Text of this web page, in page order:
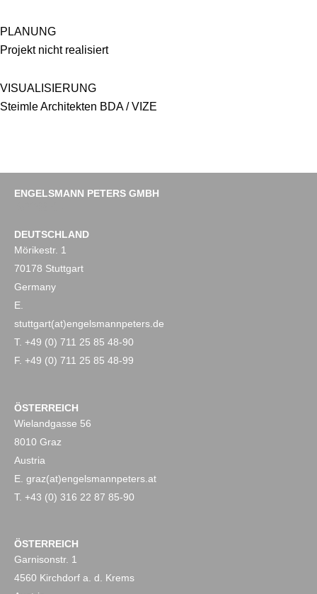
PLANUNG
Projekt nicht realisiert
VISUALISIERUNG
Steimle Architekten BDA / VIZE
ENGELSMANN PETERS GMBH
DEUTSCHLAND
Mörikestr. 1
70178 Stuttgart
Germany
E.
stuttgart(at)engelsmannpeters.de
T. +49 (0) 711 25 85 48-90
F. +49 (0) 711 25 85 48-99
ÖSTERREICH
Wielandgasse 56
8010 Graz
Austria
E. graz(at)engelsmannpeters.at
T. +43 (0) 316 22 87 85-90
ÖSTERREICH
Garnisonstr. 1
4560 Kirchdorf a. d. Krems